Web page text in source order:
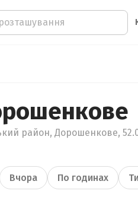
район, Дорошенкове,
Вчора По годинах